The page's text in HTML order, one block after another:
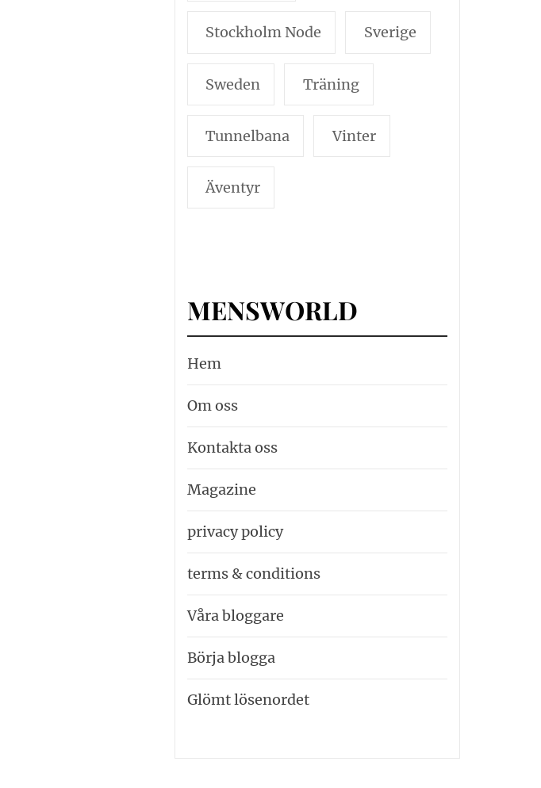
Stockholm Node Sverige
Sweden Träning
Tunnelbana Vinter
Äventyr
MENSWORLD
Hem
Om oss
Kontakta oss
Magazine
privacy policy
terms & conditions
Våra bloggare
Börja blogga
Glömt lösenordet